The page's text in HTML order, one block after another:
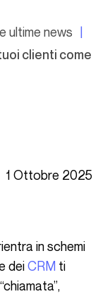
ultime news
clienti come
1 Ottobre 2025
in schemi
deiCRM ti